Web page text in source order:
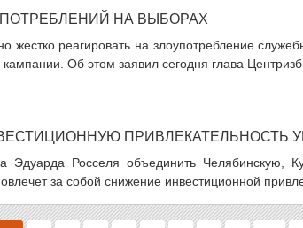
НА ВЫБОРАХ
жестко реагировать на злоупотребление
Об этом заявил сегодня глава
ПРИВЛЕКАТЕЛЬНОСТЬ
Эдуарда Росселя объединить Челябинскую,
за собой снижение инвестиционной